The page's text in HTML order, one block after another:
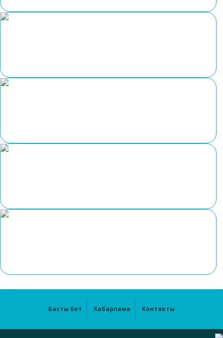
Басты бет Хабарлама Контакты